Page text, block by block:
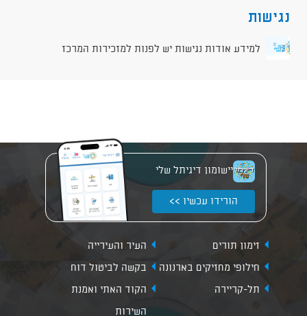
נגישות
למידע אודות נגישות יש לפנות למזכירות המרכז
יישומון דיגיתל שלי
הורידו עכשיו >>
זימון תורים
העיר והעירייה
חילופי מחזיקים בארנונה
בקשה לביטול דוח
תל-קריירה
הקוד האתי ואמנת
השירות